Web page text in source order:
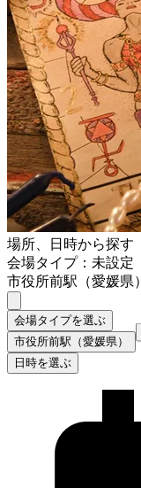
場所、日時から探す
会場タイプ：未設定
市役所前駅（愛媛県）
会場タイプを選ぶ
市役所前駅（愛媛県）
日時を選ぶ